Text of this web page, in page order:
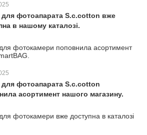
фотоапарата S.c.cotton вже
в нашому каталозі.
фотокамери поповнила асортимент
фотоапарата S.c.cotton
асортимент нашого магазину.
фотокамери вже доступна в каталозі